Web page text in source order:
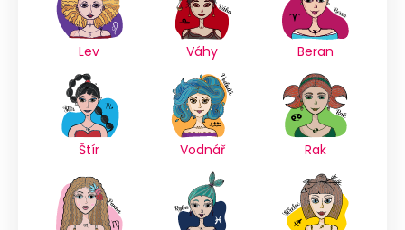
Lev Váhy Beran
Štír Vodnář Rak